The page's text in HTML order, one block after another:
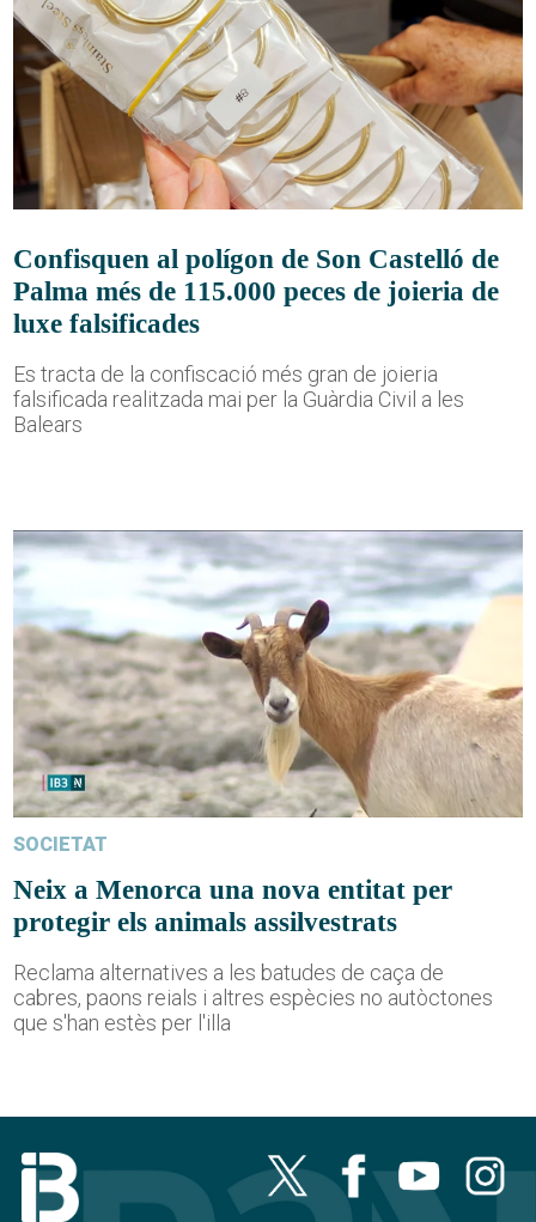
Confisquen al polígon de Son Castelló de
Palma més de 115.000 peces de joieria de
luxe falsificades
Es tracta de la confiscació més gran de joieria
falsificada realitzada mai per la Guàrdia Civil a les
Balears
SOCIETAT
Neix a Menorca una nova entitat per
protegir els animals assilvestrats
Reclama alternatives a les batudes de caça de
cabres, paons reials i altres espècies no autòctones
que s'han estès per l'illa